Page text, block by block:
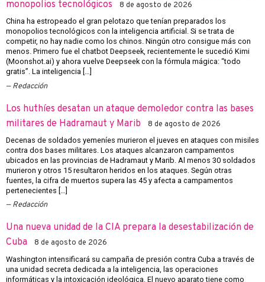
monopolios tecnológicos
8 de agosto de 2026
China ha estropeado el gran pelotazo que tenían preparados los
monopolios tecnológicos con la inteligencia artificial. Si se trata de
competir, no hay nadie como los chinos. Ningún otro consigue más con
menos. Primero fue el chatbot Deepseek, recientemente le sucedió Kimi
(Moonshot.ai) y ahora vuelve Deepseek con la fórmula mágica: “todo
gratis”. La inteligencia […]
Redacción
Los huthíes desatan un ataque demoledor contra las bases
militares de Hadramaut y Marib
8 de agosto de 2026
Decenas de soldados yemeníes murieron el jueves en ataques con misiles
contra dos bases militares. Los ataques alcanzaron campamentos
ubicados en las provincias de Hadramaut y Marib. Al menos 30 soldados
murieron y otros 15 resultaron heridos en los ataques. Según otras
fuentes, la cifra de muertos supera las 45 y afecta a campamentos
pertenecientes […]
Redacción
Una nueva unidad de la CIA prepara la desestabilización de
Cuba
8 de agosto de 2026
Washington intensificará su campaña de presión contra Cuba a través de
una unidad secreta dedicada a la inteligencia, las operaciones
informáticas y la intoxicación ideológica. El nuevo aparato tiene como